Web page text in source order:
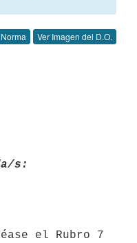
Ver Imagen del D.O.
s:
el Rubro 7